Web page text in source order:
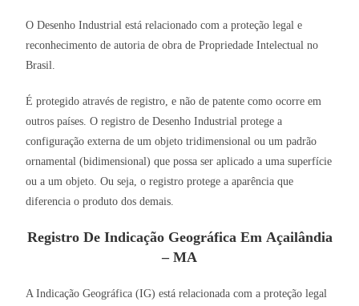
O Desenho Industrial está relacionado com a proteção legal e
reconhecimento de autoria de obra de Propriedade Intelectual no
Brasil.
É protegido através de registro, e não de patente como ocorre em
outros países. O registro de Desenho Industrial protege a
configuração externa de um objeto tridimensional ou um padrão
ornamental (bidimensional) que possa ser aplicado a uma superfície
ou a um objeto. Ou seja, o registro protege a aparência que
diferencia o produto dos demais.
Registro De Indicação Geográfica Em Açailândia
– MA
A Indicação Geográfica (IG) está relacionada com a proteção legal